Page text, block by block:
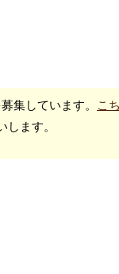
集しています。
こ
します。